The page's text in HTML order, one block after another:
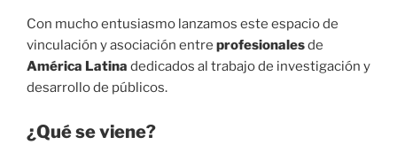
del
público
a
los
(Chile)
Con mucho entusiasmo lanzamos este espacio de
vinculación y asociación entre profesionalesde
América Latina dedicados al trabajo de investigación y
desarrollo de públicos.
¿Qué se viene?